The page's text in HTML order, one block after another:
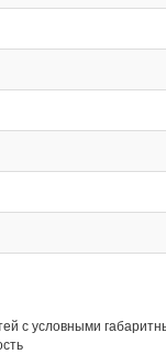
с условными